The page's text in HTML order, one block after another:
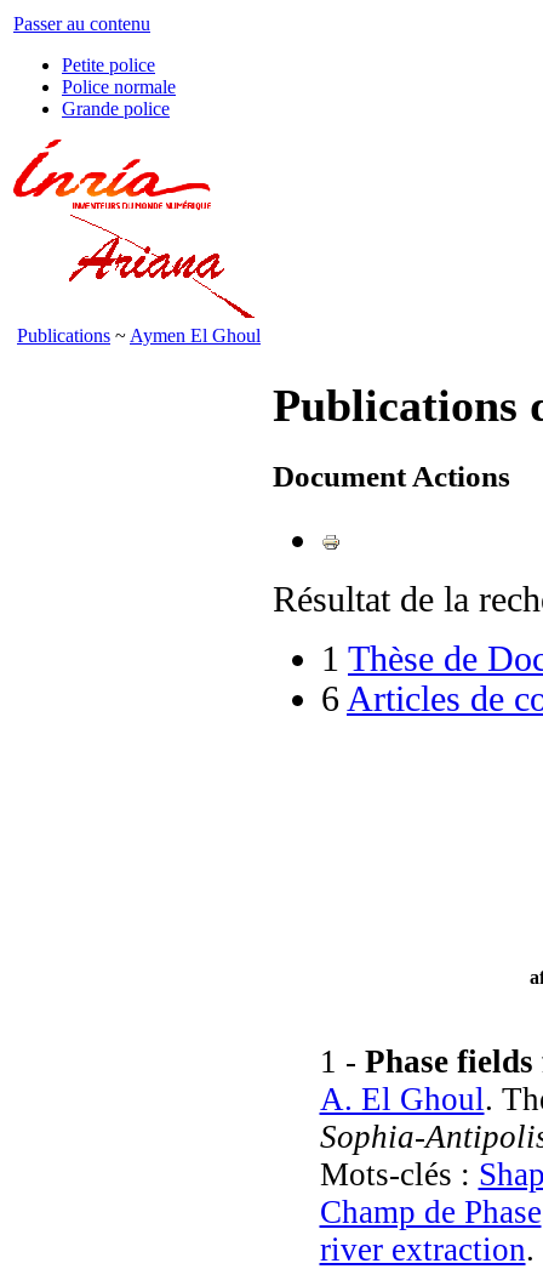
Passer au contenu
Petite police
Police normale
Grande police
Publications ~ Aymen El Ghoul
Publications
Document Actions
Résultat de la
1 Thèse de
6 Articles de
1 - Phase
A. El Ghoul.
Sophia-
Mots-clés :
Champ de Phase
river extraction.